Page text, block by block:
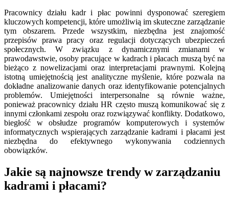
Pracownicy działu kadr i płac powinni dysponować szeregiem
kluczowych kompetencji, które umożliwią im skuteczne zarządzanie
tym obszarem. Przede wszystkim, niezbędna jest znajomość
przepisów prawa pracy oraz regulacji dotyczących ubezpieczeń
społecznych. W związku z dynamicznymi zmianami w
prawodawstwie, osoby pracujące w kadrach i płacach muszą być na
bieżąco z nowelizacjami oraz interpretacjami prawnymi. Kolejną
istotną umiejętnością jest analityczne myślenie, które pozwala na
dokładne analizowanie danych oraz identyfikowanie potencjalnych
problemów. Umiejętności interpersonalne są równie ważne,
ponieważ pracownicy działu HR często muszą komunikować się z
innymi członkami zespołu oraz rozwiązywać konflikty. Dodatkowo,
biegłość w obsłudze programów komputerowych i systemów
informatycznych wspierających zarządzanie kadrami i płacami jest
niezbędna do efektywnego wykonywania codziennych
obowiązków.
Jakie są najnowsze trendy w zarządzaniu
kadrami i płacami?